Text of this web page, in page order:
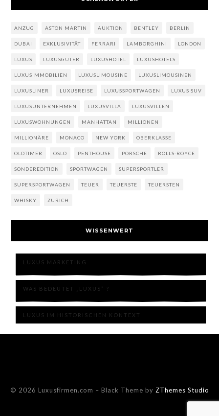
ANZUG ASTON MARTIN AUKTION BENTLEY BERLIN
DUBAI EXKLUSIVITÄT FERRARI LAMBORGHINI LONDON
LUXUS LUXUSGÜTER LUXUSHOTEL LUXUSHOTELS
LUXUSIMMOBILIEN LUXUSLIMOUSINE LUXUSLIMOUSINEN
LUXUSLINER LUXUSREISE LUXUSSPORTWAGEN LUXUS SUV
LUXUSUNTERNEHMEN LUXUSVILLA LUXUSVILLEN
LUXUSWOHNUNGEN MANHATTAN MILLIONEN
MILLIONÄRE MONACO NEW YORK OBERKLASSE
OLDTIMER OSLO PENTHOUSE PORSCHE ROLLS-ROYCE
SONDEREDITION SPORTWAGEN SUPERSPORTLER
SUPERSPORTWAGEN TEUER TEUERSTE TEUERSTEN
WHISKY ZÜRICH
WISSENWERT
LUXUS MARKETING
WAS BEDEUTET „LUXUS“ ?
LUXUS IM HISTORISCHEN KONTEXT
© 2026 Luxusfirmen.com – Black Theme by ZThemes Studio